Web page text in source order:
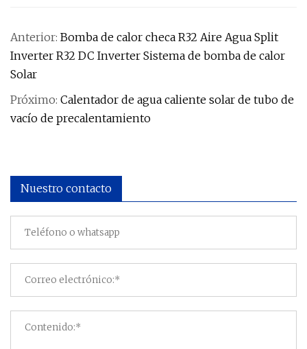
Anterior: Bomba de calor checa R32 Aire Agua Split
Inverter R32 DC Inverter Sistema de bomba de calor
Solar
Próximo: Calentador de agua caliente solar de tubo de
vacío de precalentamiento
Nuestro contacto